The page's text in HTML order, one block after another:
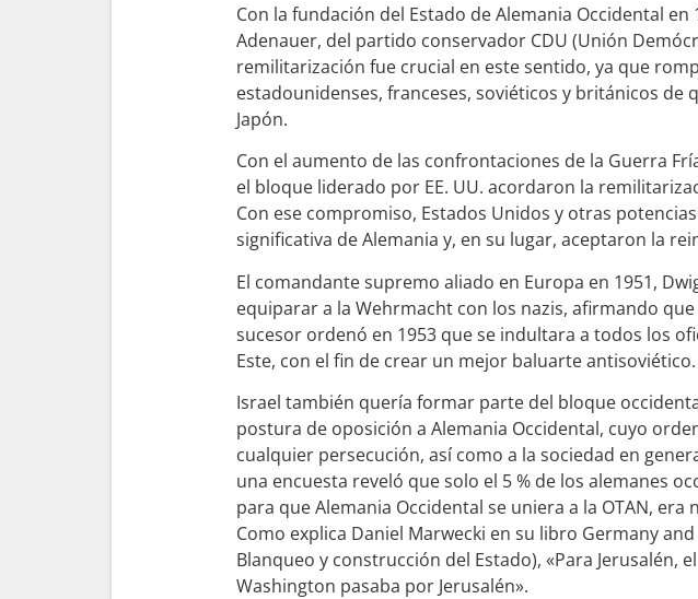
Con la fundación del Estado de Alemania Occidental
Adenauer, del partido conservador CDU (Unión
remilitarización fue crucial en este sentido, ya que
estadounidenses, franceses, soviéticos y británicos
Japón.
Con el aumento de las confrontaciones de la Guerra
el bloque liderado por EE. UU. acordaron la
Con ese compromiso, Estados Unidos y otras
significativa de Alemania y, en su lugar, aceptaron la
El comandante supremo aliado en Europa en 1951,
equiparar a la Wehrmacht con los nazis, afirmando
sucesor ordenó en 1953 que se indultara a todos los
Este, con el fin de crear un mejor baluarte antisoviético.
Israel también quería formar parte del bloque
postura de oposición a Alemania Occidental, cuyo
cualquier persecución, así como a la sociedad en
una encuesta reveló que solo el 5 % de los alemanes
para que Alemania Occidental se uniera a la OTAN,
Como explica Daniel Marwecki en su libro Germany
Blanqueo y construcción del Estado), «Para Jerusalén,
Washington pasaba por Jerusalén».